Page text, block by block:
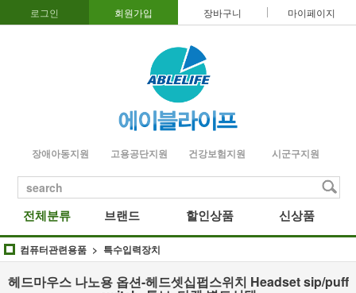
로그인 회원가입 장바구니 마이페이지
장애아동지원 고용공단지원 건강보험지원 시군구지원
search
전체분류 브랜드 할인상품 신상품
컴퓨터관련용품 특수입력장치
헤드마우스 나노용 옵션-헤드셋십펍스위치 Headset sip/puff